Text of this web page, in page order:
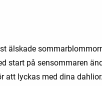
älskade
start på sensommaren
att lyckas med dina dahlior.